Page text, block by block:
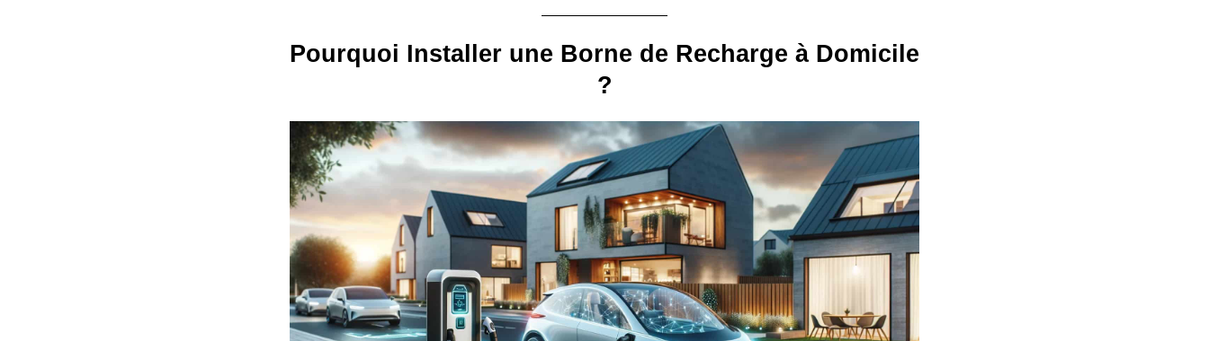
Pourquoi Installer une Borne de Recharge à Domicile
?